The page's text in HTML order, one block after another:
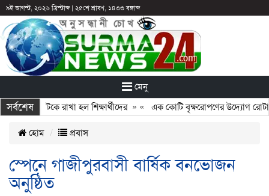
৯ই আগস্ট, ২০২৬ খ্রিস্টাব্দ| ২৫শে শ্রাবণ, ১৪৩৩ বঙ্গাব্দ
মেনু
সর্বশেষ
পরও আটকে রাখা হল শিক্ষার্থীদের» « এক কোটি বৃক্ষরোপণের উদ্যোগ রোটারি
হোম প্রবাস
স্পেনে গাজীপুরবাসী বার্ষিক বনভোজন
অনুষ্ঠিত